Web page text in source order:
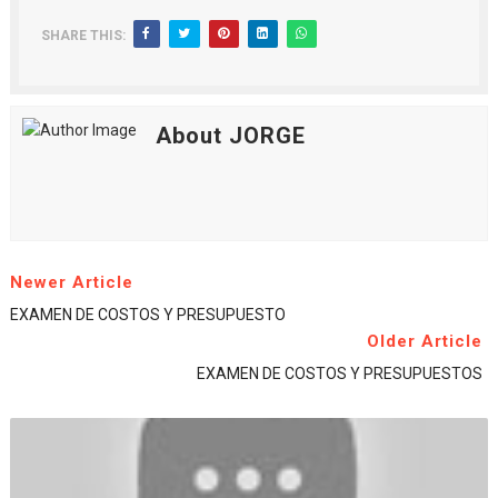
SHARE THIS:
About JORGE
Newer Article
EXAMEN DE COSTOS Y PRESUPUESTO
Older Article
EXAMEN DE COSTOS Y PRESUPUESTOS